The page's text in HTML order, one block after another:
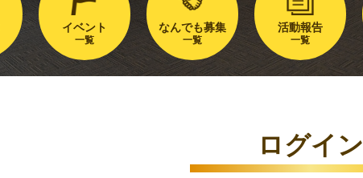
イベント
一覧
なんでも募集
一覧
活動報告
一覧
ログイン